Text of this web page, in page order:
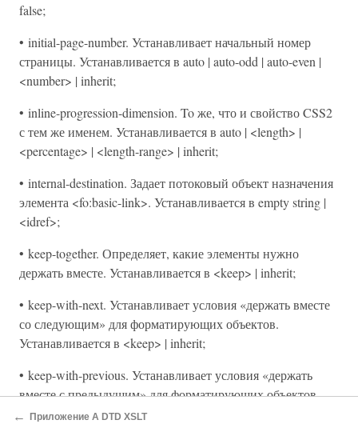
false;
• initial-page-number. Устанавливает начальный номер
страницы. Устанавливается в auto | auto-odd | auto-even |
<number> | inherit;
• inline-progression-dimension. To же, что и свойство CSS2
с тем же именем. Устанавливается в auto | <length> |
<percentage> | <length-range> | inherit;
• internal-destination. Задает потоковый объект назначения
элемента <fo:basic-link>. Устанавливается в empty string |
<idref>;
• keep-together. Определяет, какие элементы нужно
держать вместе. Устанавливается в <keep> | inherit;
• keep-with-next. Устанавливает условия «держать вместе
со следующим» для форматирующих объектов.
Устанавливается в <keep> | inherit;
• keep-with-previous. Устанавливает условия «держать
вместе с предыдущим» для форматирующих объектов.
Устанавливается в <keep> | inherit;
← Приложение A DTD XSLT